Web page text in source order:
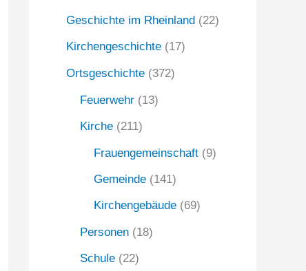
Geschichte im Rheinland (22)
Kirchengeschichte (17)
Ortsgeschichte (372)
Feuerwehr (13)
Kirche (211)
Frauengemeinschaft (9)
Gemeinde (141)
Kirchengebäude (69)
Personen (18)
Schule (22)